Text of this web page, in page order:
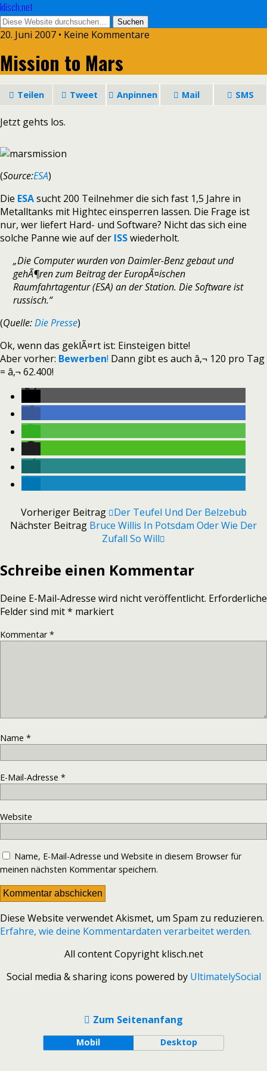
klisch.net
20. Juni 2007 • Keine Kommentare
Mission to Mars
Teilen Tweet Anpinnen Mail SMS
Jetzt gehts los.
(Source:ESA)
Die ESAsucht 200 Teilnehmer die sich fast 1,5 Jahre in
Metalltanks mit Hightec einsperren lassen. Die Frage ist
nur, wer liefert Hard- und Software? Nicht das sich eine
solche Panne wie auf der ISSwiederholt.
„Die Computer wurden von Daimler-Benz gebaut und
gehÃ¶ren zum Beitrag der EuropÃ¤ischen
Raumfahrtagentur (ESA) an der Station. Die Software ist
russisch.“
(Quelle:Die Presse)
Ok, wenn das geklÃ¤rt ist: Einsteigen bitte!
Aber vorher: Bewerben! Dann gibt es auch â‚¬ 120 pro Tag
= â‚¬ 62.400!
Vorheriger Beitrag
Der Teufel Und Der Belzebub
Nächster Beitrag Bruce Willis In Potsdam Oder Wie Der
Zufall So Will
Schreibe einen Kommentar
Deine E-Mail-Adresse wird nicht veröffentlicht. Erforderliche
Felder sind mit* markiert
Kommentar*
Name *
E-Mail-Adresse *
Website
Name, E-Mail-Adresse und Website in diesem Browser für
meinen nächsten Kommentar speichern.
Diese Website verwendet Akismet, um Spam zu reduzieren.
Erfahre, wie deine Kommentardaten verarbeitet werden.
All content Copyright klisch.net
Social media & sharing icons powered by UltimatelySocial
Zum Seitenanfang
Mobil Desktop